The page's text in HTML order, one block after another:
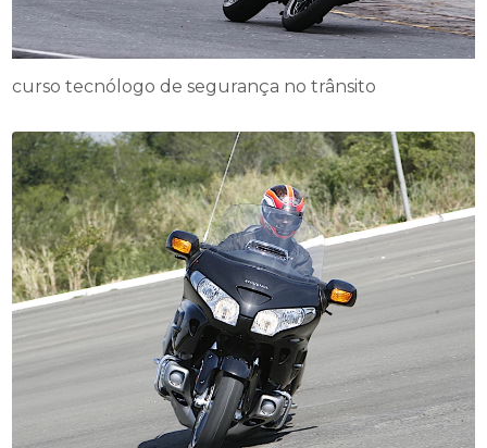
curso tecnólogo de segurança no trânsito